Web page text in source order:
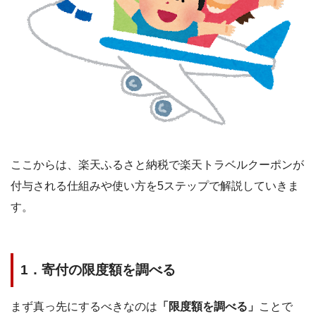
ここからは、楽天ふるさと納税で楽天トラベルクーポンが
付与される仕組みや使い方を5ステップで解説していきま
す。
1 ．寄付の限度額を調べる
まず真っ先にするべきなのは 「限度額を調べる」 ことで